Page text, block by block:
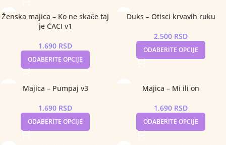
Ženska majica – Ko ne skače taj
je ĆACI v1
1.690 RSD
ODABERITE OPCIJE
Duks – Otisci krvavih ruku
2.500 RSD
ODABERITE OPCIJE
Majica – Pumpaj v3
1.690 RSD
ODABERITE OPCIJE
Majica – Mi ili on
1.690 RSD
ODABERITE OPCIJE